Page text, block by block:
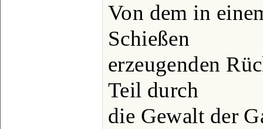
Von dem in
Schießen
erzeugenden
Teil durch
die Gewalt der